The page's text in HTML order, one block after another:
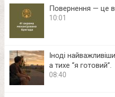
Повернення — це
10:01
Іноді
а тихе “я готовий”.
08:40